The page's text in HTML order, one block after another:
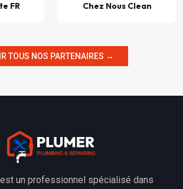
FR Chez Nous Clean
TOUS NOS PARTENAIRES →
un professionnel spécialisé dans